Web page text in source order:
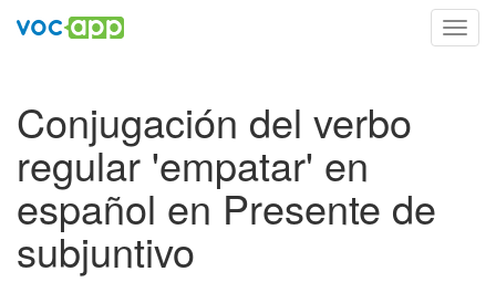
Conjugación del verbo
regular 'empatar' en
español en Presente de
subjuntivo